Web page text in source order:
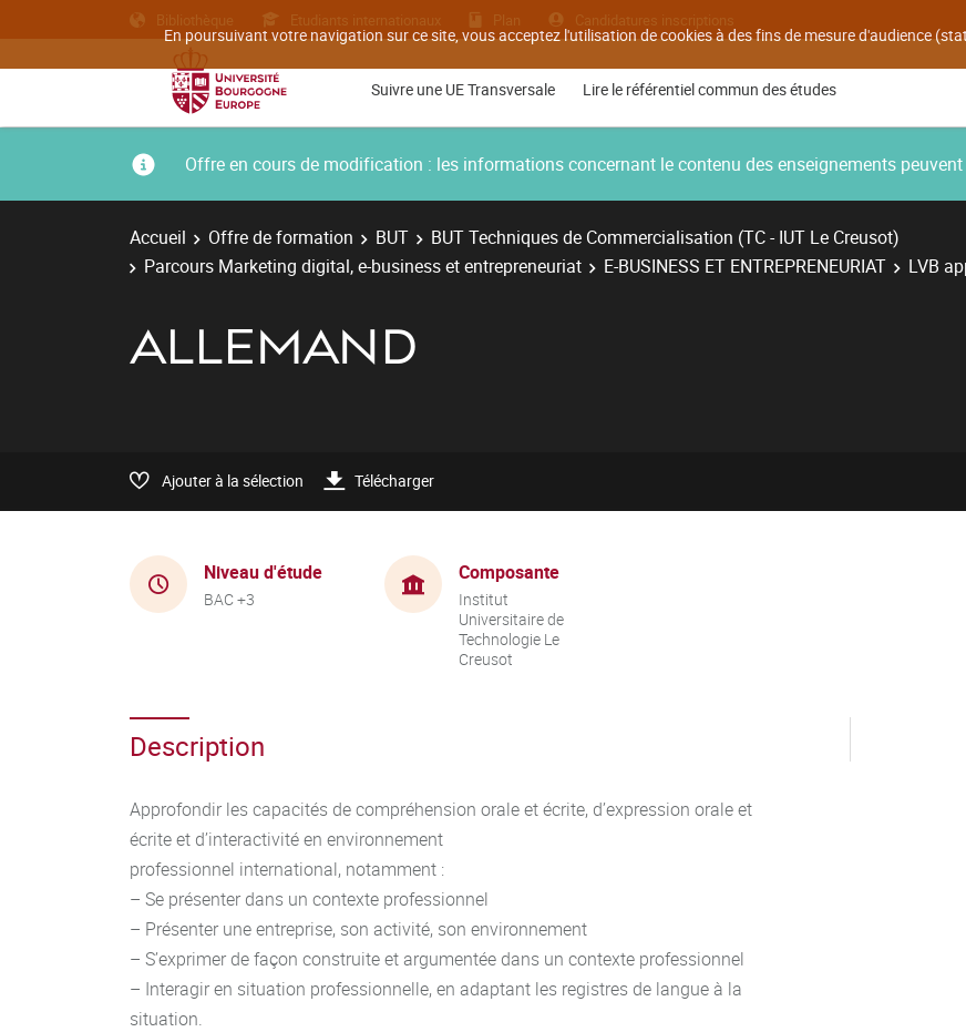
En poursuivant votre navigation sur ce site, vous acceptez l'utilisation de cookies à des fins de mesure d'audience
Bibliothèque Etudiants internationaux Plan Candidatures inscriptions
Suivre une UE Transversale Lire le référentiel commun des études
Offre en cours de modification : les informations concernant le contenu des enseignements peuvent
Accueil Offre de formation BUT
BUT Techniques de Commercialisation (TC - IUT Le Creusot)
Parcours Marketing digital, e-business et entrepreneuriat
E-BUSINESS ET ENTREPRENEURIAT LVB
ALLEMAND
Ajouter à la sélection Télécharger
Niveau d'étude
BAC +3
Composante
Institut
Universitaire de
Technologie Le
Creusot
Description
Approfondir les capacités de compréhension orale et écrite, d’expression orale et
écrite et d’interactivité en environnement
professionnel international, notamment :
– Se présenter dans un contexte professionnel
– Présenter une entreprise, son activité, son environnement
– S’exprimer de façon construite et argumentée dans un contexte professionnel
– Interagir en situation professionnelle, en adaptant les registres de langue à la
situation.